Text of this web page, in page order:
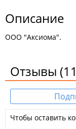
Описание
ООО "Аксиома".
Отзывы
Чтобы оставить